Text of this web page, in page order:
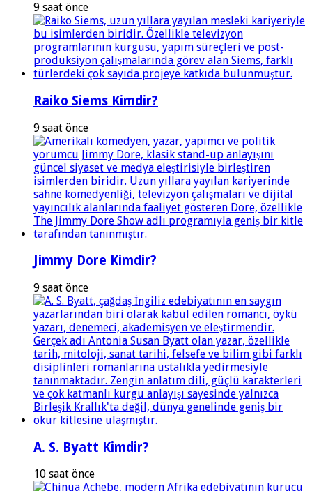
9 saat önce
Raiko Siems Kimdir?
9 saat önce
Jimmy Dore Kimdir?
9 saat önce
A. S. Byatt Kimdir?
10 saat önce